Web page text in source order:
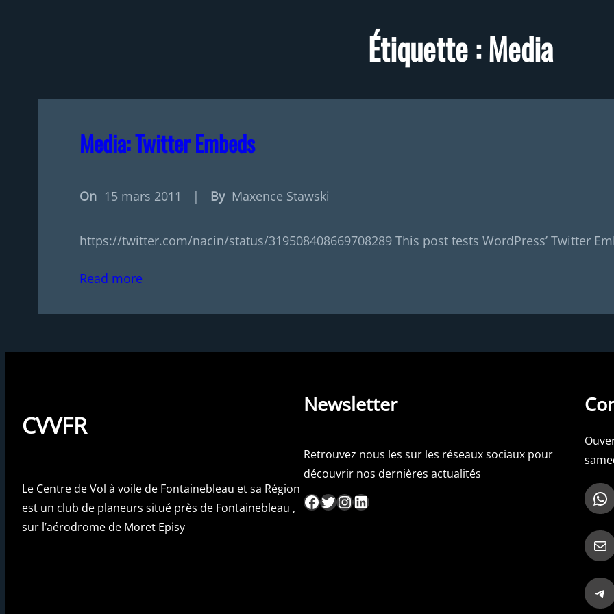
Étiquette :Media
Media: Twitter Embeds
On 15 mars 2011 | By Maxence Stawski
https://twitter.com/nacin/status/319508408669708289 This post tests WordPress’ Twitter
Read more
CVVFR
Le Centre de Vol à voile de Fontainebleau et sa Région
est un club de planeurs situé près de Fontainebleau ,
sur l’aérodrome de Moret Episy
Newsletter
Retrouvez nous les sur les réseaux sociaux pour
découvrir nos dernières actualités
Facebook Twitter InstagramLinkedIn WhatsApp
Mail
Telegram